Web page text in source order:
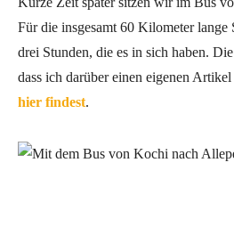
Für die insgesamt 60 Kilometer lange
drei Stunden, die es in sich haben.
dass ich darüber einen eigenen Artikel
hier findest.